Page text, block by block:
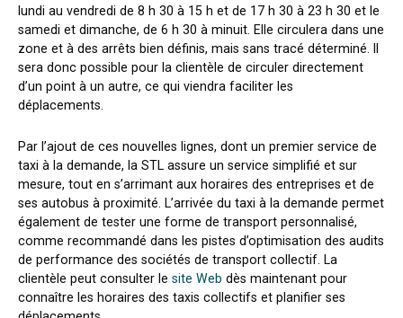
lundi au vendredi de 8 h 30 à 15 h et de 17 h 30 à 23 h 30 et le
samedi et dimanche, de 6 h 30 à minuit. Elle circulera dans une
zone et à des arrêts bien définis, mais sans tracé déterminé. Il
sera donc possible pour la clientèle de circuler directement
d’un point à un autre, ce qui viendra faciliter les
déplacements.
Par l’ajout de ces nouvelles lignes, dont un premier service de
taxi à la demande, la STL assure un service simplifié et sur
mesure, tout en s’arrimant aux horaires des entreprises et de
ses autobus à proximité. L’arrivée du taxi à la demande permet
également de tester une forme de transport personnalisé,
comme recommandé dans les pistes d’optimisation des audits
de performance des sociétés de transport collectif. La
clientèle peut consulter le site Web dès maintenant pour
connaître les horaires des taxis collectifs et planifier ses